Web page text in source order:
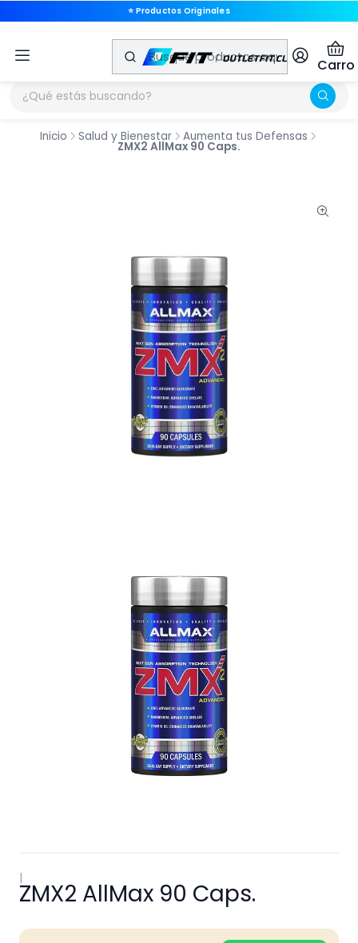
⭐ Productos Originales
Carro
Inicio Salud y Bienestar Aumenta tus Defensas
ZMX2 AllMax 90 Caps.
|
ZMX2 AllMax 90 Caps.
⭐ Productos Originales